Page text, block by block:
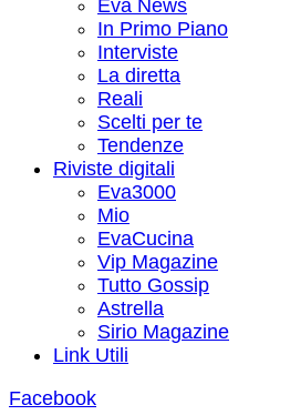
Eva News
In Primo Piano
Interviste
La diretta
Reali
Scelti per te
Tendenze
Riviste digitali
Eva3000
Mio
EvaCucina
Vip Magazine
Tutto Gossip
Astrella
Sirio Magazine
Link Utili
Facebook